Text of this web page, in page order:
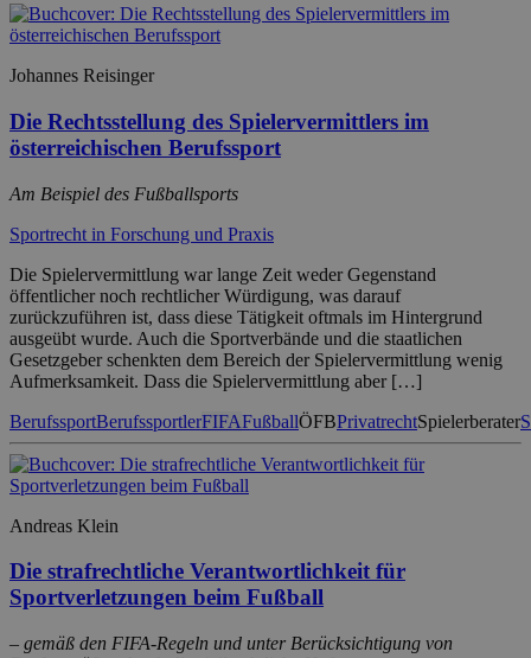
Johannes Reisinger
Die Rechtsstellung des Spielervermittlers im
österreichischen Berufssport
Am Beispiel des Fußballsports
Sportrecht in Forschung und Praxis
Die Spielervermittlung war lange Zeit weder Gegenstand
öffentlicher noch rechtlicher Würdigung, was darauf
zurückzuführen ist, dass diese Tätigkeit oftmals im Hintergrund
ausgeübt wurde. Auch die Sportverbände und die staatlichen
Gesetzgeber schenkten dem Bereich der Spielervermittlung wenig
Aufmerksamkeit. Dass die Spielervermittlung aber […]
BerufssportBerufssportlerFIFAFußballÖFBPrivatrechtSpielerberater
Andreas Klein
Die strafrechtliche Verantwortlichkeit für
Sportverletzungen beim Fußball
– gemäß den FIFA-Regeln und unter Berücksichtigung von